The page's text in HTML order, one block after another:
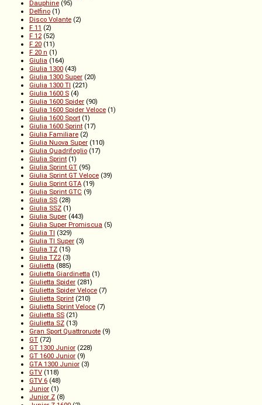
Dauphine (95)
Delfino (1)
Disco Volante (2)
F 11 (2)
F 12(52)
F 20 (11)
F 20 n (1)
Giulia (164)
Giulia 1300 (43)
Giulia 1300 Super (20)
Giulia 1300 TI (221)
Giulia 1600 S (4)
Giulia 1600 Spider (90)
Giulia 1600 Spider Veloce (1)
Giulia 1600 Sport (1)
Giulia 1600 Sprint (17)
Giulia Familiare (2)
Giulia Nuova Super (110)
Giulia Quadrifoglio (17)
Giulia Sprint (1)
Giulia Sprint GT (95)
Giulia Sprint GT Veloce (39)
Giulia Sprint GTA (19)
Giulia Sprint GTC (9)
Giulia SS (28)
Giulia SSZ (1)
Giulia Super (443)
Giulia Super Promiscua (5)
Giulia TI (329)
Giulia TI Super (3)
Giulia TZ (15)
Giulia TZ2(3)
Giulietta (885)
Giulietta Giardinetta (1)
Giulietta Spider (281)
Giulietta Spider Veloce (7)
Giulietta Sprint (210)
Giulietta Sprint Veloce (7)
Giulietta SS (21)
Giulietta SZ (13)
Gran Sport Quattroruote (9)
GT (72)
GT 1300 Junior (228)
GT 1600 Junior (9)
GTA 1300 Junior (3)
GTV (118)
GTV 6 (48)
Junior (1)
Junior Z (8)